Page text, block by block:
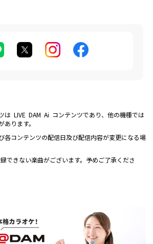
は LIVE DAM Ai コンテンツであり、他の機種では
あります。
各コンテンツの配信日及び配信内容が変更になる場
できない楽曲がございます。予めご了承くださ